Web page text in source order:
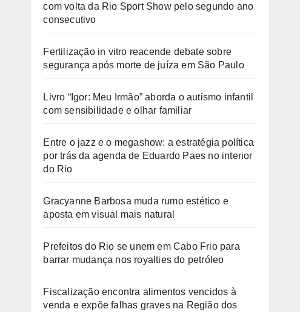
com volta da Rio Sport Show pelo segundo ano
consecutivo
Fertilização in vitro reacende debate sobre
segurança após morte de juíza em São Paulo
Livro “Igor: Meu Irmão” aborda o autismo infantil
com sensibilidade e olhar familiar
Entre o jazz e o megashow: a estratégia política
por trás da agenda de Eduardo Paes no interior
do Rio
Gracyanne Barbosa muda rumo estético e
aposta em visual mais natural
Prefeitos do Rio se unem em Cabo Frio para
barrar mudança nos royalties do petróleo
Fiscalização encontra alimentos vencidos à
venda e expõe falhas graves na Região dos